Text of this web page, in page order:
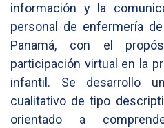
información y la
personal de enfermería
Panamá, con el
participación virtual en la
infantil. Se desarrollo
cualitativo de tipo
orientado a